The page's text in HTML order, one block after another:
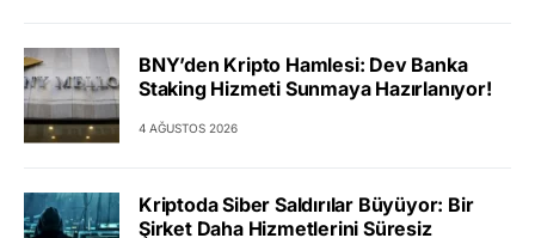
BNY’den Kripto Hamlesi: Dev Banka
Staking Hizmeti Sunmaya Hazırlanıyor!
4 AĞUSTOS 2026
Kriptoda Siber Saldırılar Büyüyor: Bir
Şirket Daha Hizmetlerini Süresiz